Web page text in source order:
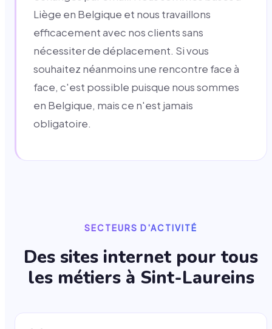
Liège en Belgique et nous travaillons
efficacement avec nos clients sans
nécessiter de déplacement. Si vous
souhaitez néanmoins une rencontre face à
face, c'est possible puisque nous sommes
en Belgique, mais ce n'est jamais
obligatoire.
SECTEURS D'ACTIVITÉ
Des sites internet pour tous
les métiers à Sint-Laureins